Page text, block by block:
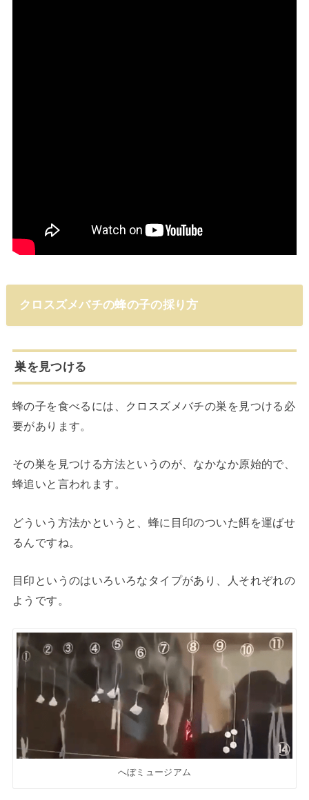
クロスズメバチの蜂の子の採り方
巣を見つける
蜂の子を食べるには、クロスズメバチの巣を見つける必
要があります。
その巣を見つける方法というのが、なかなか原始的で、
蜂追いと言われます。
どういう方法かというと、蜂に目印のついた餌を運ばせ
るんですね。
目印というのはいろいろなタイプがあり、人それぞれの
ようです。
へぼミュージアム